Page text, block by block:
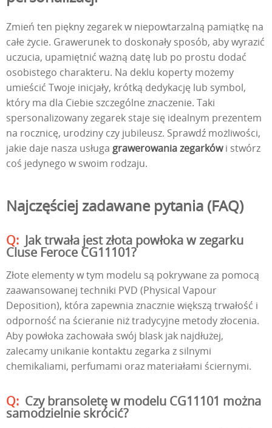
Zmień ten piękny zegarek w niepowtarzalną pamiątkę na
całe życie. Grawerunek to doskonały sposób, aby wyrazić
uczucia, upamiętnić ważną datę lub po prostu dodać
osobistego charakteru. Na deklu koperty możemy
umieścić Twoje inicjały, krótką dedykację lub symbol,
który ma dla Ciebie szczególne znaczenie. Taki
spersonalizowany zegarek staje się idealnym prezentem
na rocznicę, urodziny czy jubileusz. Sprawdź możliwości,
jakie daje nasza usługa grawerowania zegarkówi stwórz
coś jedynego w swoim rodzaju.
Najczęściej zadawane pytania (FAQ)
Jak trwała jest złota powłoka w zegarku
Cluse Feroce CG11101?
Złote elementy w tym modelu są pokrywane za pomocą
zaawansowanej techniki PVD (Physical Vapour
Deposition), która zapewnia znacznie większą trwałość i
odporność na ścieranie niż tradycyjne metody złocenia.
Aby powłoka zachowała swój blask jak najdłużej,
zalecamy unikanie kontaktu zegarka z silnymi
chemikaliami, perfumami oraz materiałami ściernymi.
Czy bransoletę w modelu CG11101 można
samodzielnie skrócić?